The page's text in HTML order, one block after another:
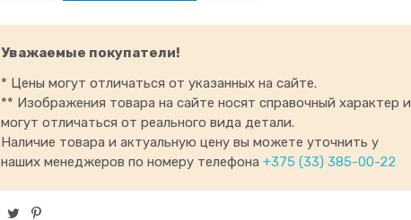
Уважаемые покупатели!
* Цены могут отличаться от указанных на сайте.
** Изображения товара на сайте носят справочный характер и
могут отличаться от реального вида детали.
Наличие товара и актуальную цену вы можете уточнить у
наших менеджеров по номеру телефона +375 (33) 385-00-22